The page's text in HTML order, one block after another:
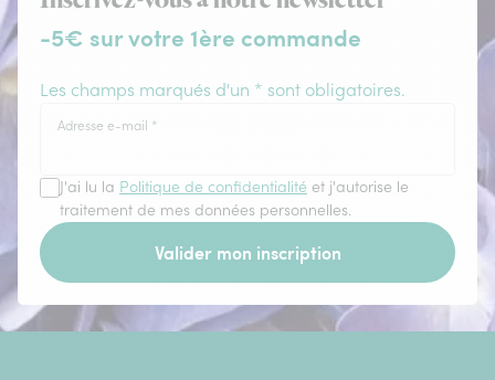
-5€ sur votre 1ère commande
Les champs marqués d'un * sont obligatoires.
Adresse e-mail *
J'ai lu la Politique de confidentialité et j'autorise le
traitement de mes données personnelles.
Valider mon inscription